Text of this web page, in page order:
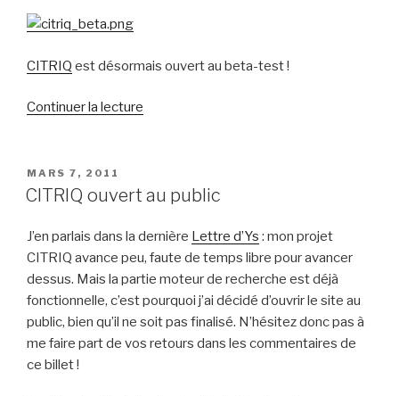
CITRIQ est désormais ouvert au beta-test !
Continuer la lecture
au
test
! »
PUBLIÉ
LE
MARS 7, 2011
CITRIQ ouvert au public
J’en parlais dans la dernière Lettre d’Ys : mon projet
CITRIQ avance peu, faute de temps libre pour avancer
dessus. Mais la partie moteur de recherche est déjà
fonctionnelle, c’est pourquoi j’ai décidé d’ouvrir le site au
public, bien qu’il ne soit pas finalisé. N’hésitez donc pas à
me faire part de vos retours dans les commentaires de
ce billet !